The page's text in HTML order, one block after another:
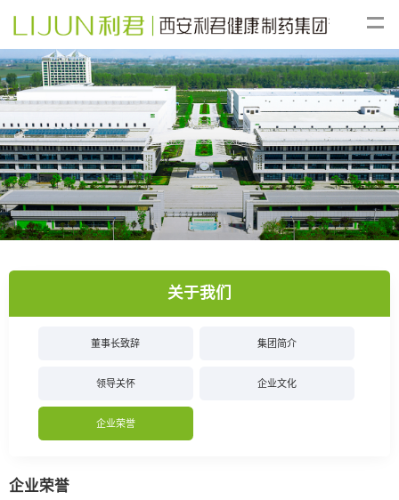
关于我们
董事长致辞 集团简介
领导关怀 企业文化
企业荣誉
企业荣誉